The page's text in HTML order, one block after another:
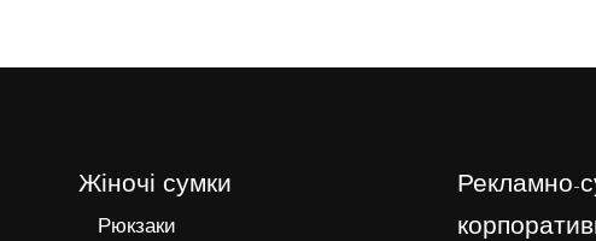
Жіночі сумки
Рюкзаки
Рекламно-